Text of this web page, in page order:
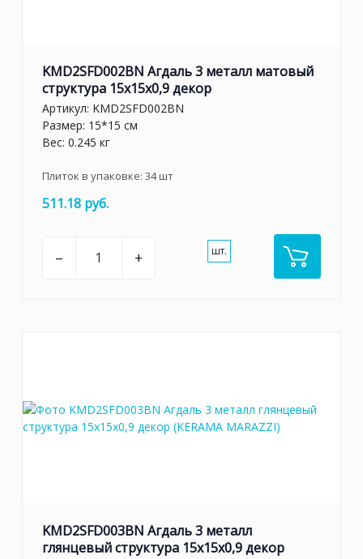
KMD2SFD002BN Агдаль 3 металл матовый
структура 15x15x0,9 декор
Артикул: KMD2SFD002BN
Размер: 15*15 см
Вес: 0.245 кг
Плиток в упаковке: 34шт
511.18 руб.
– + шт.
KMD2SFD003BN Агдаль 3 металл
глянцевый структура 15x15x0,9 декор